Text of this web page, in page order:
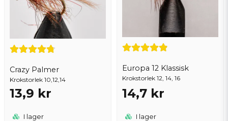
Crazy Palmer
Krokstorlek 10,12,14
13,9 kr
I lager
Europa 12 Klassisk
Krokstorlek 12, 14, 16
14,7 kr
I lager
Skicka fråga